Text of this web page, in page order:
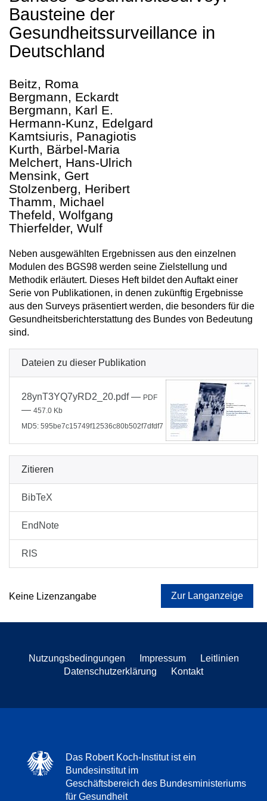
Bausteine der
Gesundheitssurveillance in
Deutschland
Beitz, Roma
Bergmann, Eckardt
Bergmann, Karl E.
Hermann-Kunz, Edelgard
Kamtsiuris, Panagiotis
Kurth, Bärbel-Maria
Melchert, Hans-Ulrich
Mensink, Gert
Stolzenberg, Heribert
Thamm, Michael
Thefeld, Wolfgang
Thierfelder, Wulf
Neben ausgewählten Ergebnissen aus den einzelnen
Modulen des BGS98 werden seine Zielstellung und
Methodik erläutert. Dieses Heft bildet den Auftakt einer
Serie von Publikationen, in denen zukünftig Ergebnisse
aus den Surveys präsentiert werden, die besonders für die
Gesundheitsberichterstattung des Bundes von Bedeutung
sind.
Dateien zu dieser Publikation
28ynT3YQ7yRD2_20.pdf— PDF
— 457.0 Kb
MD5: 595be7c15749f12536c80b502f7dfdf7
Zitieren
BibTeX
EndNote
RIS
Keine Lizenzangabe Zur Langanzeige
Nutzungsbedingungen Impressum
Leitlinien
Datenschutzerklärung
Kontakt
Das Robert Koch-Institut ist ein
Bundesinstitut im
Geschäftsbereich des Bundesministeriums
für Gesundheit